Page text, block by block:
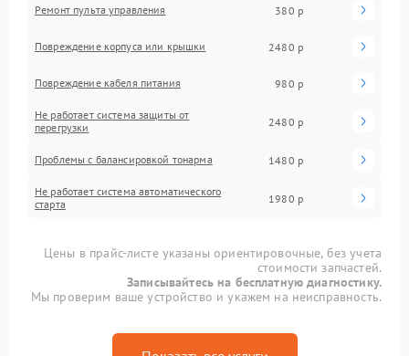
Ремонт пульта управления 380 р
Повреждение корпуса или крышки 2480 р
Повреждение кабеля питания 980 р
Не работает система защиты от
перегрузки
2480 р
Проблемы с балансировкой тонарма 1480 р
Не работает система автоматического
старта
1980 р
Цены в прайс-листе указаны ориентировочные, без учета
стоимости запчастей.
Записывайтесь на бесплатную диагностику.
Мы проверим ваше устройство и укажем на неисправность.